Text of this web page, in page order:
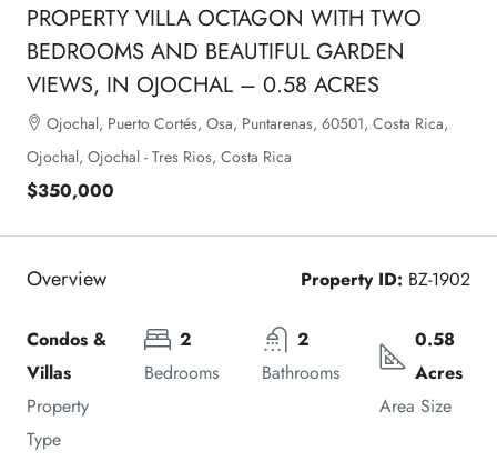
PROPERTY VILLA OCTAGON WITH TWO
BEDROOMS AND BEAUTIFUL GARDEN
VIEWS, IN OJOCHAL – 0.58 ACRES
Ojochal, Puerto Cortés, Osa, Puntarenas, 60501, Costa Rica,
Ojochal, Ojochal - Tres Rios, Costa Rica
$350,000
Overview Property ID: BZ-1902
Condos &
Villas
Property
Type
2
Bedrooms
2
Bathrooms
0.58
Acres
Area Size